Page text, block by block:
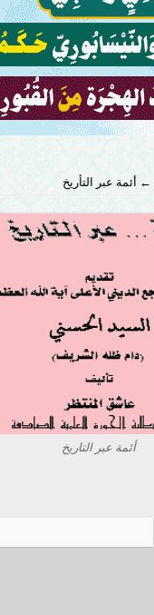
← أئمة عبر التأريخ
أئمة عبر التاريخ